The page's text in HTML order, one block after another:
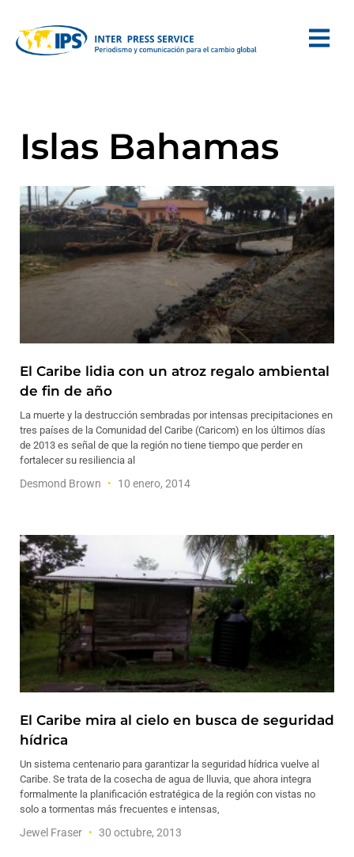
Islas Bahamas
El Caribe lidia con un atroz regalo ambiental
de fin de año
La muerte y la destrucción sembradas por intensas precipitaciones en
tres países de la Comunidad del Caribe (Caricom) en los últimos días
de 2013 es señal de que la región no tiene tiempo que perder en
fortalecer su resiliencia al
Desmond Brown 10 enero, 2014
El Caribe mira al cielo en busca de seguridad
hídrica
Un sistema centenario para garantizar la seguridad hídrica vuelve al
Caribe. Se trata de la cosecha de agua de lluvia, que ahora integra
formalmente la planificación estratégica de la región con vistas no
solo a tormentas más frecuentes e intensas,
Jewel Fraser 30 octubre, 2013